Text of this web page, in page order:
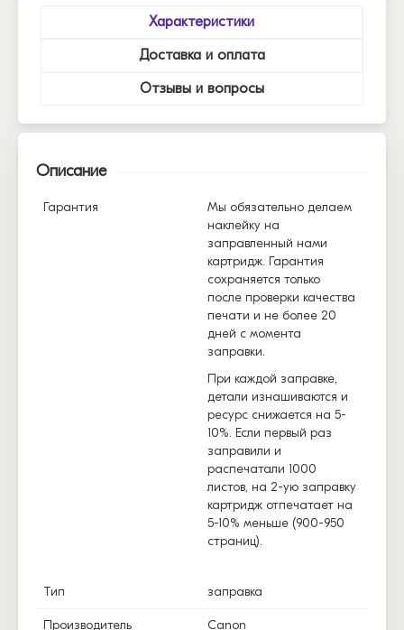
Характеристики
Доставка и оплата
Отзывы и вопросы
Описание
Гарантия
Мы обязательно делаем
наклейку на
заправленный нами
картридж. Гарантия
сохраняется только
после проверки качества
печати и не более 20
дней с момента
заправки.
При каждой заправке,
детали изнашиваются и
ресурс снижается на 5-
10%. Если первый раз
заправили и
распечатали 1000
листов, на 2-ую заправку
картридж отпечатает на
5-10% меньше (900-950
страниц).
Тип заправка
Производитель Canon